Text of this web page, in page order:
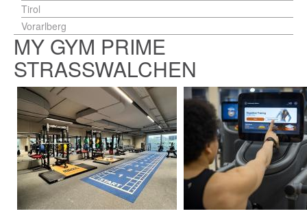
Tirol
Vorarlberg
MY GYM PRIME
STRASSWALCHEN